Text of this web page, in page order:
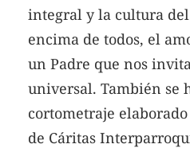
integral y la cultura del
encima de todos, el
un Padre que nos
universal. También se
cortometraje
de Cáritas